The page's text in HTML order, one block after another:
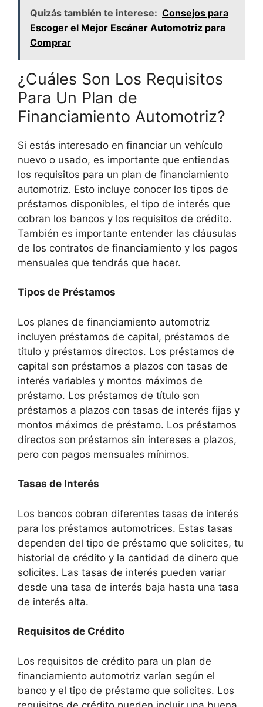
Quizás también te interese: Consejos para
Escoger el Mejor Escáner Automotriz para
Comprar
¿Cuáles Son Los Requisitos
Para Un Plan de
Financiamiento Automotriz?
Si estás interesado en financiar un vehículo
nuevo o usado, es importante que entiendas
los requisitos para un plan de financiamiento
automotriz. Esto incluye conocer los tipos de
préstamos disponibles, el tipo de interés que
cobran los bancos y los requisitos de crédito.
También es importante entender las cláusulas
de los contratos de financiamiento y los pagos
mensuales que tendrás que hacer.
Tipos de Préstamos
Los planes de financiamiento automotriz
incluyen préstamos de capital, préstamos de
título y préstamos directos. Los préstamos de
capital son préstamos a plazos con tasas de
interés variables y montos máximos de
préstamo. Los préstamos de título son
préstamos a plazos con tasas de interés fijas y
montos máximos de préstamo. Los préstamos
directos son préstamos sin intereses a plazos,
pero con pagos mensuales mínimos.
Tasas de Interés
Los bancos cobran diferentes tasas de interés
para los préstamos automotrices. Estas tasas
dependen del tipo de préstamo que solicites, tu
historial de crédito y la cantidad de dinero que
solicites. Las tasas de interés pueden variar
desde una tasa de interés baja hasta una tasa
de interés alta.
Requisitos de Crédito
Los requisitos de crédito para un plan de
financiamiento automotriz varían según el
banco y el tipo de préstamo que solicites. Los